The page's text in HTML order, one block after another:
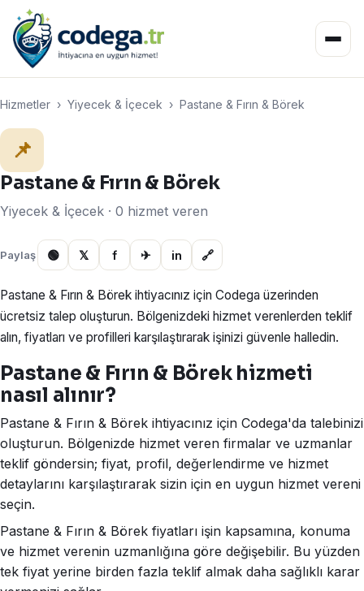
Hizmetler › Yiyecek & İçecek › Pastane & Fırın & Börek
📌
Pastane & Fırın & Börek
Yiyecek & İçecek · 0 hizmet veren
Paylaş 🟢 𝕏 f ✈ in 🔗
Pastane & Fırın & Börek ihtiyacınız için Codega üzerinden
ücretsiz talep oluşturun. Bölgenizdeki hizmet verenlerden teklif
alın, fiyatları ve profilleri karşılaştırarak işinizi güvenle halledin.
Pastane & Fırın & Börek hizmeti
nasıl alınır?
Pastane & Fırın & Börek ihtiyacınız için Codega'da talebinizi
oluşturun. Bölgenizde hizmet veren firmalar ve uzmanlar
teklif göndersin; fiyat, profil, değerlendirme ve hizmet
detaylarını karşılaştırarak sizin için en uygun hizmet vereni
seçin.
Pastane & Fırın & Börek fiyatları işin kapsamına, konuma
ve hizmet verenin uzmanlığına göre değişebilir. Bu yüzden
tek fiyat yerine birden fazla teklif almak daha sağlıklı karar